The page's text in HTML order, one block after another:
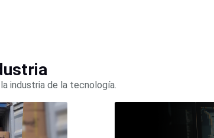
industria de la tecnología.